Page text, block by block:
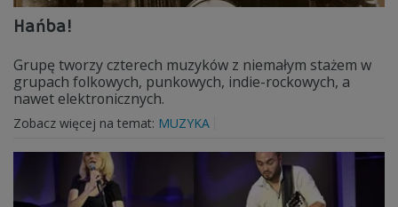
Hańba!
Grupę tworzy czterech muzyków z niemałym stażem w
grupach folkowych, punkowych, indie-rockowych, a
nawet elektronicznych.
Zobacz więcej na temat: MUZYKA